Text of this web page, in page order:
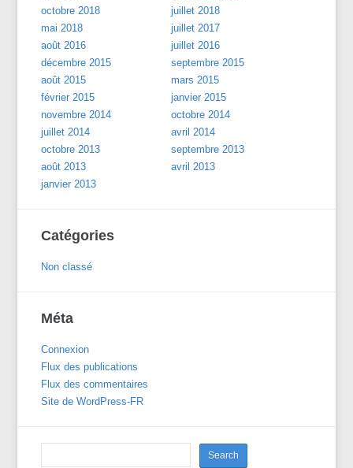
octobre 2018
juillet 2018
mai 2018
juillet 2017
août 2016
juillet 2016
décembre 2015
septembre 2015
août 2015
mars 2015
février 2015
janvier 2015
novembre 2014
octobre 2014
juillet 2014
avril 2014
octobre 2013
septembre 2013
août 2013
avril 2013
janvier 2013
Catégories
Non classé
Méta
Connexion
Flux des publications
Flux des commentaires
Site de WordPress-FR